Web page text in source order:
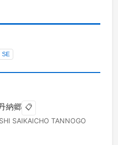
SE
納郷 📋
SAIKAICHO TANNOGO